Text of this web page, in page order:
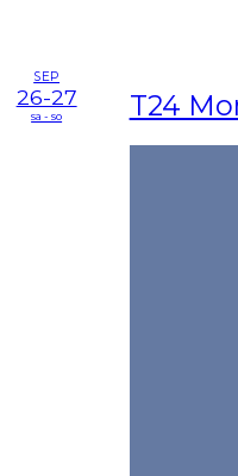
SEP
26-27
sa - so T24